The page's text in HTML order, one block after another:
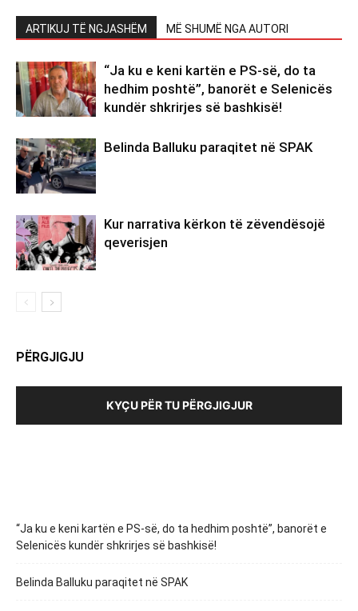
ARTIKUJ TË NGJASHËM MË SHUMË NGA AUTORI
“Ja ku e keni kartën e PS-së, do ta
hedhim poshtë”, banorët e Selenicës
kundër shkrirjes së bashkisë!
Belinda Balluku paraqitet në SPAK
Kur narrativa kërkon të zëvendësojë
qeverisjen
PËRGJIGJU
KYÇU PËR TU PËRGJIGJUR
“Ja ku e keni kartën e PS-së, do ta hedhim poshtë”, banorët e
Selenicës kundër shkrirjes së bashkisë!
Belinda Balluku paraqitet në SPAK